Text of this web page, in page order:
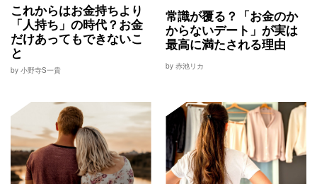
これからはお金持ちより
「人持ち」の時代？お金
だけあってもできないこ
と
by 小野寺S一貴
常識が覆る？「お金のか
からないデート」が実は
最高に満たされる理由
by 赤池リカ